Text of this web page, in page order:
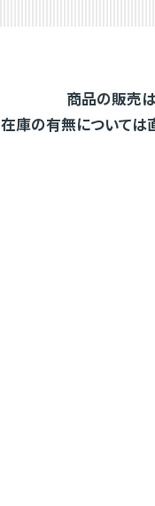
商品の販売
在庫の有無については